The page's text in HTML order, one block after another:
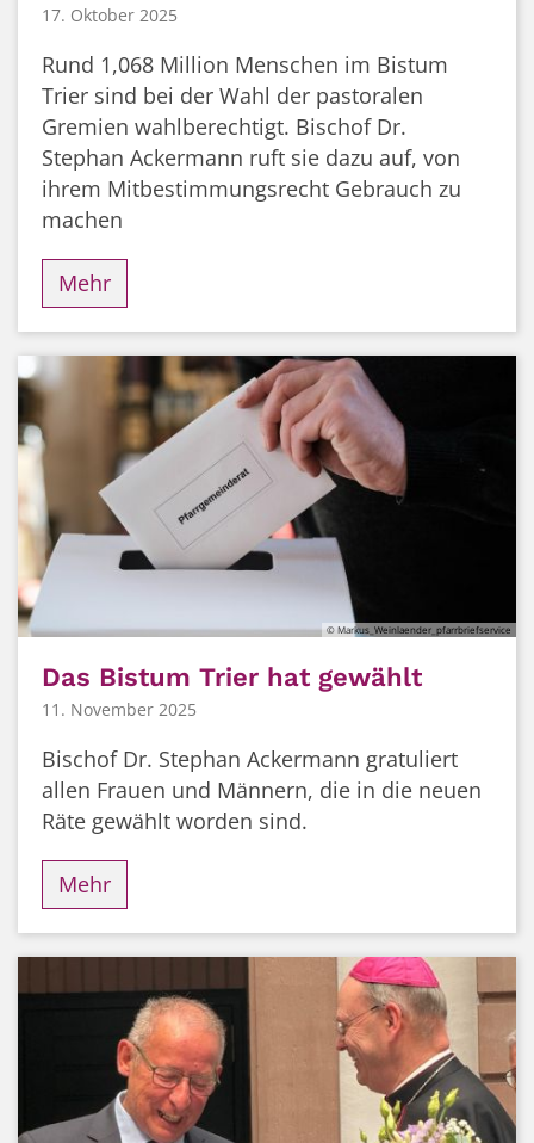
17. Oktober 2025
Rund 1,068 Million Menschen im Bistum
Trier sind bei der Wahl der pastoralen
Gremien wahlberechtigt. Bischof Dr.
Stephan Ackermann ruft sie dazu auf, von
ihrem Mitbestimmungsrecht Gebrauch zu
machen
Mehr
© Markus_Weinlaender_pfarrbriefservice
Das Bistum Trier hat gewählt
11. November 2025
Bischof Dr. Stephan Ackermann gratuliert
allen Frauen und Männern, die in die neuen
Räte gewählt worden sind.
Mehr